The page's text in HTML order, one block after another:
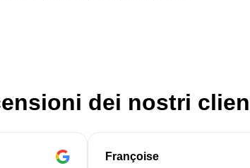
dei nostri
Françoise